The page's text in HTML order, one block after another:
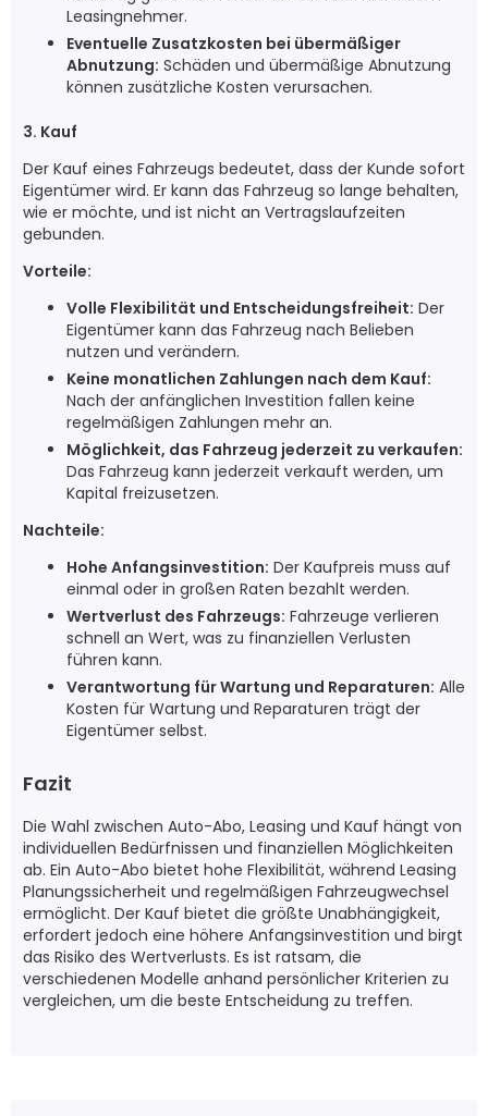
Leasingnehmer.
Eventuelle Zusatzkosten bei übermäßiger
Abnutzung: Schäden und übermäßige Abnutzung
können zusätzliche Kosten verursachen.
3. Kauf
Der Kauf eines Fahrzeugs bedeutet, dass der Kunde sofort
Eigentümer wird. Er kann das Fahrzeug so lange behalten,
wie er möchte, und ist nicht an Vertragslaufzeiten
gebunden.
Vorteile:
Volle Flexibilität und Entscheidungsfreiheit: Der
Eigentümer kann das Fahrzeug nach Belieben
nutzen und verändern.
Keine monatlichen Zahlungen nach dem Kauf:
Nach der anfänglichen Investition fallen keine
regelmäßigen Zahlungen mehr an.
Möglichkeit, das Fahrzeug jederzeit zu verkaufen:
Das Fahrzeug kann jederzeit verkauft werden, um
Kapital freizusetzen.
Nachteile:
Hohe Anfangsinvestition: Der Kaufpreis muss auf
einmal oder in großen Raten bezahlt werden.
Wertverlust des Fahrzeugs: Fahrzeuge verlieren
schnell an Wert, was zu finanziellen Verlusten
führen kann.
Verantwortung für Wartung und Reparaturen: Alle
Kosten für Wartung und Reparaturen trägt der
Eigentümer selbst.
Fazit
Die Wahl zwischen Auto-Abo, Leasing und Kauf hängt von
individuellen Bedürfnissen und finanziellen Möglichkeiten
ab. Ein Auto-Abo bietet hohe Flexibilität, während Leasing
Planungssicherheit und regelmäßigen Fahrzeugwechsel
ermöglicht. Der Kauf bietet die größte Unabhängigkeit,
erfordert jedoch eine höhere Anfangsinvestition und birgt
das Risiko des Wertverlusts. Es ist ratsam, die
verschiedenen Modelle anhand persönlicher Kriterien zu
vergleichen, um die beste Entscheidung zu treffen.